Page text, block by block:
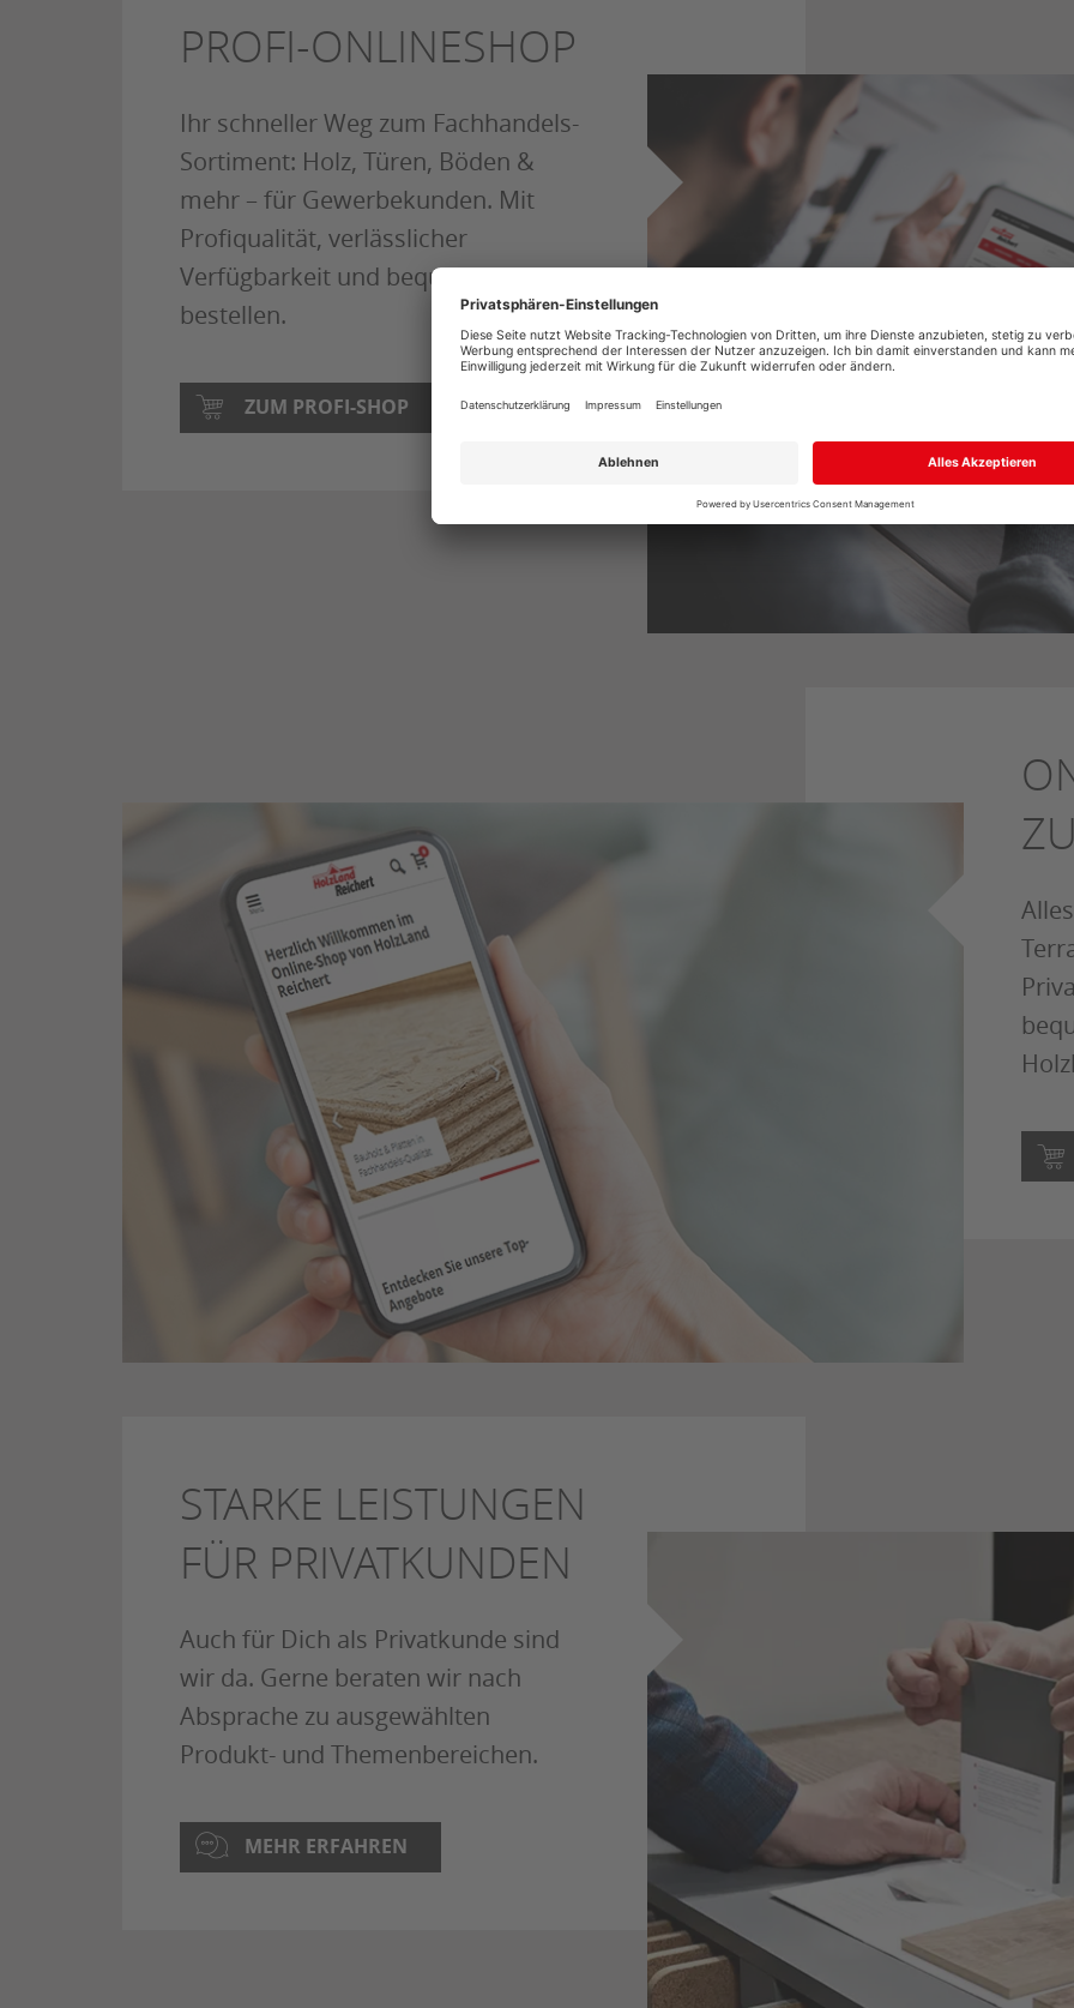
PROFI-ONLINESHOP
Ihr schneller Weg zum Fachhandels-
Sortiment: Holz, Türen, Böden &
mehr – für Gewerbekunden. Mit
Profiqualität, verlässlicher
Verfügbarkeit und bequem online
bestellen.
ZUM PROFI-SHOP
STARKE LEISTUNGEN
FÜR PRIVATKUNDEN
Auch für Dich als Privatkunde sind
wir da. Gerne beraten wir nach
Absprache zu ausgewählten
Produkt- und Themenbereichen.
MEHR ERFAHREN